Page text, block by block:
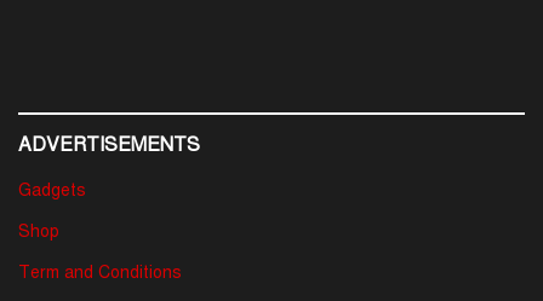
ADVERTISEMENTS
Gadgets
Shop
Term and Conditions